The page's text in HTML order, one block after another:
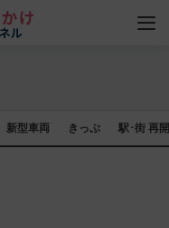
新型車両 きっぷ 駅･街 再